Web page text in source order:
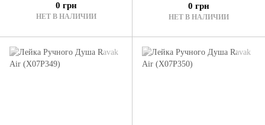
0 грн
НЕТ В НАЛИЧИИ
0 грн
НЕТ В НАЛИЧИИ